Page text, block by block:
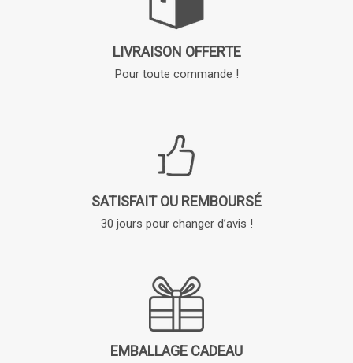
LIVRAISON OFFERTE
Pour toute commande !
SATISFAIT OU REMBOURSÉ
30 jours pour changer d’avis !
EMBALLAGE CADEAU